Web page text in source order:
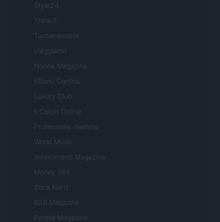
Style24
Think.it
Tuobenessere
Viaggiamo
Nonne Magazine
Milano Cortina
Luxury Club
Il Calcio Online
Professione mamma
World Music
Investimenti Magazine
Money 365
Zona Nerd
B2B Magazine
People Magazine